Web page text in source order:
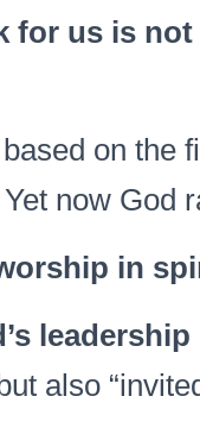
for us is
on the
now God
in
’s leadership
also